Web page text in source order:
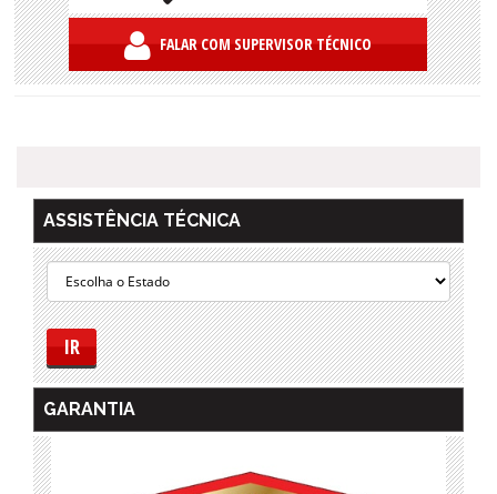
FALAR COM SUPERVISOR TÉCNICO
ASSISTÊNCIA TÉCNICA
IR
GARANTIA